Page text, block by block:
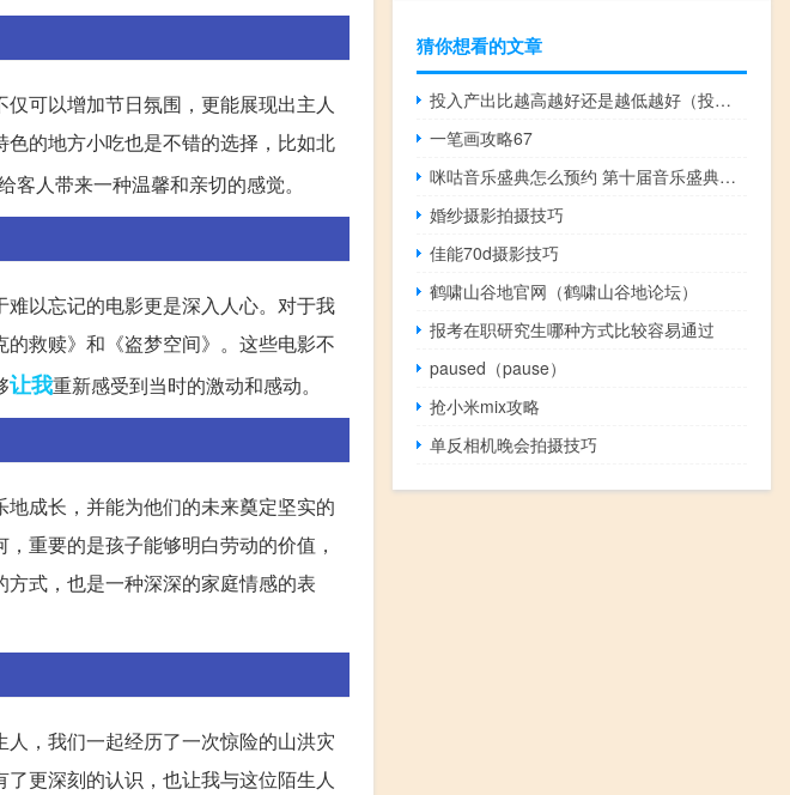
可以增加节日氛围，更能展现出主人
的地方小吃也是不错的选择，比如北
客人带来一种温馨和亲切的感觉。
以忘记的电影更是深入人心。对于我
救赎》和《盗梦空间》。这些电影不
让我重新感受到当时的激动和感动。
成长，并能为他们的未来奠定坚实的
重要的是孩子能够明白劳动的价值，
式，也是一种深深的家庭情感的表
，我们一起经历了一次惊险的山洪灾
更深刻的认识，也让我与这位陌生人
猜你想看的文章
投入产出比越高越好还是越低越好（投入产出比高好还是低好）
一笔画攻略67
咪咕音乐盛典怎么预约 第十届音乐盛典咪咕汇
婚纱摄影拍摄技巧
佳能70d摄影技巧
鹤啸山谷地官网（鹤啸山谷地论坛）
报考在职研究生哪种方式比较容易通过
paused（pause）
抢小米mix攻略
单反相机晚会拍摄技巧